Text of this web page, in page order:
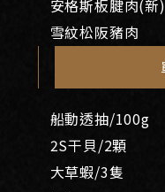
安格斯板腱肉(新)
雪紋松阪豬肉
船動透抽/100g
2S干貝/2顆
大草蝦/3隻